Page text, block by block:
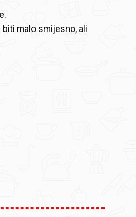
malo smijesno, ali